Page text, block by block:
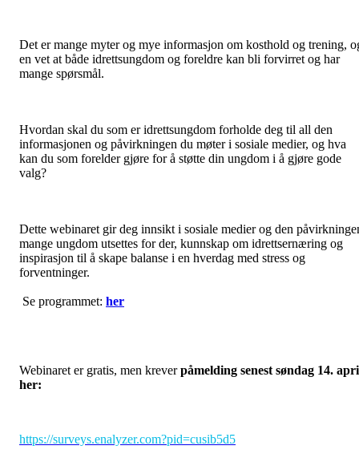
Det er mange myter og mye informasjon om kosthold og trening,
en vet at både idrettsungdom og foreldre kan bli forvirret og har
mange spørsmål.
Hvordan skal du som er idrettsungdom forholde deg til all den
informasjonen og påvirkningen du møter i sosiale medier, og hva
kan du som forelder gjøre for å støtte din ungdom i å gjøre gode
valg?
Dette webinaret gir deg innsikt i sosiale medier og den
mange ungdom utsettes for der, kunnskap om idrettsernæring og
inspirasjon til å skape balanse i en hverdag med stress og
forventninger.
Se programmet: her
Webinaret er gratis, men kreverpåmelding senest søndag 14.
her:
https://surveys.enalyzer.com?pid=cusib5d5